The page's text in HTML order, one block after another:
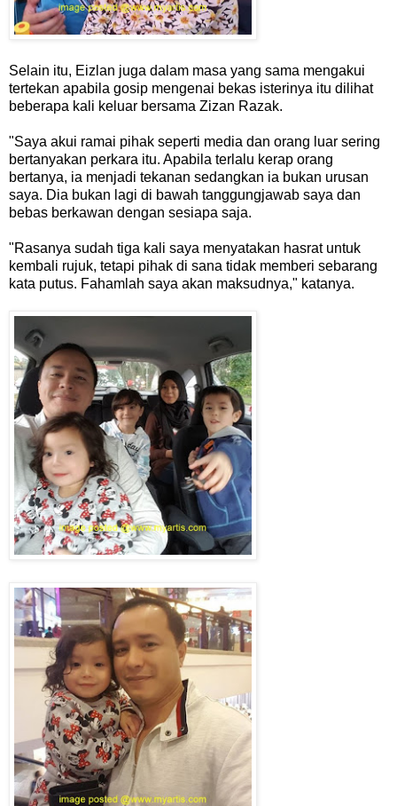
Selain itu, Eizlan juga dalam masa yang sama mengakui
tertekan apabila gosip mengenai bekas isterinya itu dilihat
beberapa kali keluar bersama Zizan Razak.
"Saya akui ramai pihak seperti media dan orang luar sering
bertanyakan perkara itu. Apabila terlalu kerap orang
bertanya, ia menjadi tekanan sedangkan ia bukan urusan
saya. Dia bukan lagi di bawah tanggungjawab saya dan
bebas berkawan dengan sesiapa saja.
"Rasanya sudah tiga kali saya menyatakan hasrat untuk
kembali rujuk, tetapi pihak di sana tidak memberi sebarang
kata putus. Fahamlah saya akan maksudnya," katanya.